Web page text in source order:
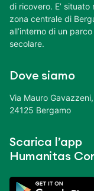
di ricovero. E’ situato
zona centrale di
all’interno di un parco
secolare.
Dove siamo
Via Mauro
24125 Bergamo
Scarica l’app
Humanitas